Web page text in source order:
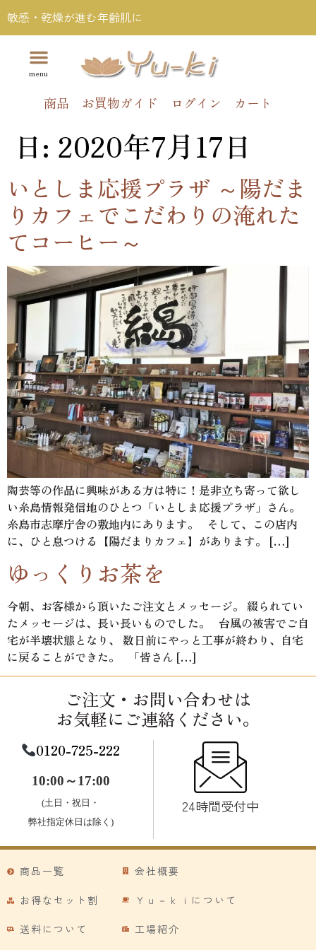
敏感・乾燥が進む年齢肌に
商品 お買物ガイド ログイン カート
日: 2020年7月17日
いとしま応援プラザ ～陽だま
りカフェでこだわりの淹れた
てコーヒー～
陶芸等の作品に興味がある方は特に！是非立ち寄って欲し
い糸島情報発信地のひとつ「いとしま応援プラザ」さん。
糸島市志摩庁舎の敷地内にあります。 そして、この店内
に、ひと息つける【陽だまりカフェ】があります。 […]
ゆっくりお茶を
今朝、お客様から頂いたご注文とメッセージ。 綴られてい
たメッセージは、長い長いものでした。 台風の被害でご自
宅が半壊状態となり、 数日前にやっと工事が終わり、自宅
に戻ることができた。 「皆さん […]
ご注文・お問い合わせは
お気軽にご連絡ください。
0120-725-222
10:00～17:00
(土日・祝日・
弊社指定休日は除く)
24時間受付中
商品一覧
お得なセット割
送料について
会社概要
Ｙｕ－ｋｉについて
工場紹介